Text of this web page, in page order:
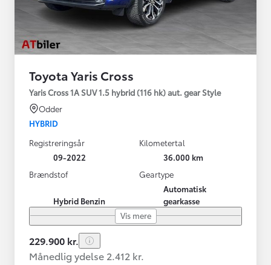
Toyota Yaris Cross
Yaris Cross 1A SUV 1.5 hybrid (116 hk) aut. gear Style
Odder
HYBRID
Registreringsår
09-2022
Kilometertal
36.000 km
Brændstof
Hybrid Benzin
Geartype
Automatisk
gearkasse
Vis mere
229.900 kr.
Månedlig ydelse 2.412 kr.